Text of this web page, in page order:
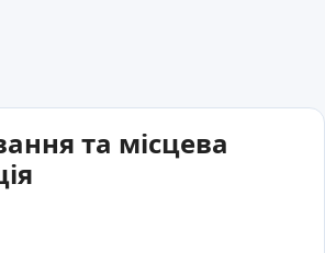
та місцева